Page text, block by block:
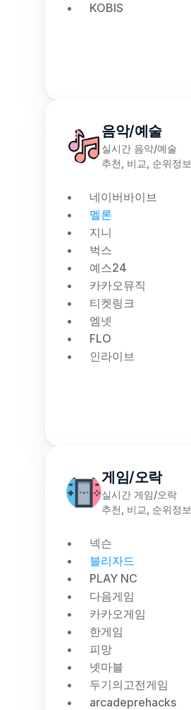
KOBIS
음악/예술
실시간 음악/예술
추천, 비교, 순위정보
네이버바이브
멜론
지니
벅스
예스24
카카오뮤직
티켓링크
엠넷
FLO
인라이브
게임/오락
실시간 게임/오락
추천, 비교, 순위정보
넥슨
블리자드
PLAY NC
다음게임
카카오게임
한게임
피망
넷마블
두기의고전게임
arcadeprehacks